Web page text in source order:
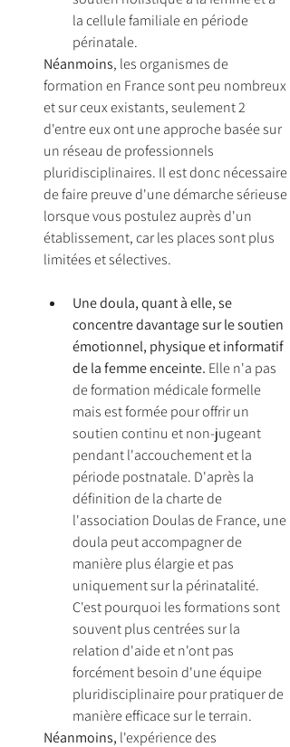
la cellule familiale en période
périnatale.
Néanmoins, les organismes de
formation en France sont peu nombreux
et sur ceux existants, seulement 2
d'entre eux ont une approche basée sur
un réseau de professionnels
pluridisciplinaires. Il est donc nécessaire
de faire preuve d'une démarche sérieuse
lorsque vous postulez auprès d'un
établissement, car les places sont plus
limitées et sélectives.
Une doula, quant à elle, se
concentre davantage sur le soutien
émotionnel, physique et informatif
de la femme enceinte. Elle n'a pas
de formation médicale formelle
mais est formée pour offrir un
soutien continu et non-jugeant
pendant l'accouchement et la
période postnatale. D'après la
définition de la charte de
l'association Doulas de France, une
doula peut accompagner de
manière plus élargie et pas
uniquement sur la périnatalité.
C'est pourquoi les formations sont
souvent plus centrées sur la
relation d'aide et n'ont pas
forcément besoin d'une équipe
pluridisciplinaire pour pratiquer de
manière efficace sur le terrain.
Néanmoins, l'expérience des